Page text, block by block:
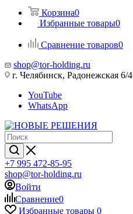
Корзина0
Избранные товары0
Сравнение товаров0
shop@tor-holding.ru
г. Челябинск, Радонежская 6/4
YouTube
WhatsApp
+7 995 472-85-95
shop@tor-holding.ru
Войти
Сравнение0
Избранные товары 0